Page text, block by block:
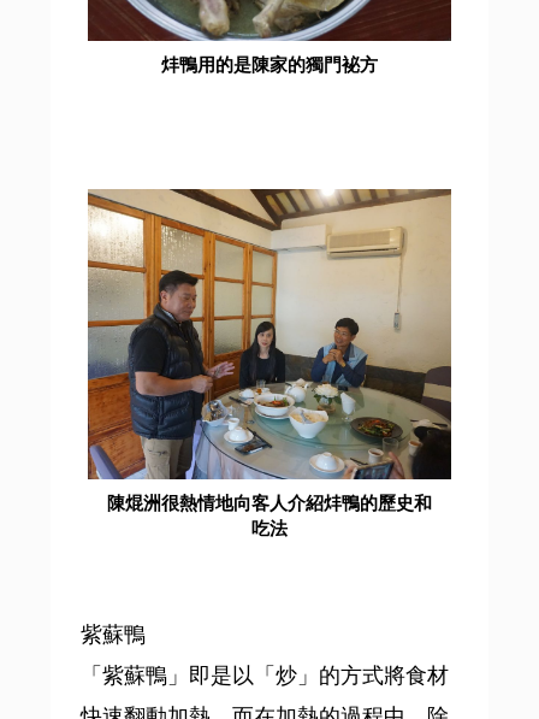
炐鴨用的是陳家的獨門袐方
陳焜洲很熱情地向客人介紹炐鴨的歷史和
吃法
紫蘇鴨
「紫蘇鴨」即是以「炒」的方式將食材